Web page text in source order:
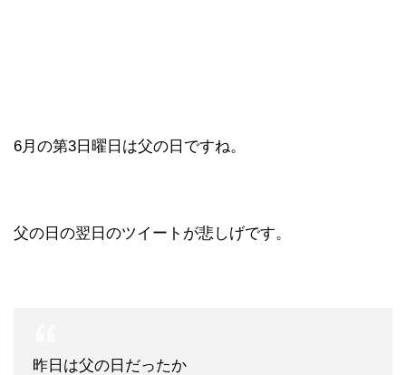
6月の第3日曜日は父の日ですね。
父の日の翌日のツイートが悲しげです。
昨日は父の日だったか